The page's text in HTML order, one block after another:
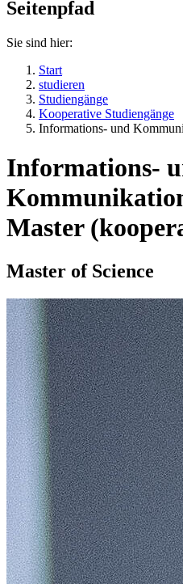
Seitenpfad
Sie sind hier:
Start
studieren
Studiengänge
Kooperative Studiengänge
Informations- und
Informations-
Master
Master of Science